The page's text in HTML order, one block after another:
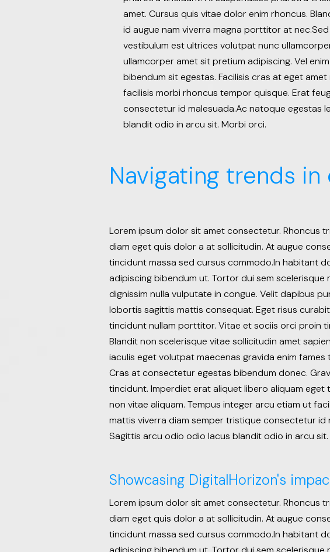
amet. Cursus quis vitae dolor enim rhoncus.
id augue nam viverra magna porttitor at
vestibulum est ultrices volutpat nunc
ullamcorper amet sit pretium adipiscing. Vel
bibendum sit egestas. Facilisis cras at eget
facilisis morbi rhoncus tempor quisque. Erat
consectetur id malesuada.Ac natoque egestas
blandit odio in arcu sit. Morbi orci.
Navigating trends
Lorem ipsum dolor sit amet consectetur. Rhoncus
diam eget quis dolor a at sollicitudin. At augue
tincidunt massa sed cursus commodo.In habitant
adipiscing bibendum ut. Tortor dui sem
dignissim nulla vulputate in congue. Velit dapibus
lobortis sagittis mattis consequat. Eget risus
tincidunt nullam porttitor. Vitae et sociis orci proin
Blandit non scelerisque vitae sollicitudin amet
iaculis eget volutpat maecenas gravida enim
Cras at consectetur egestas bibendum donec.
tincidunt. Imperdiet erat aliquet libero aliquam eget
non vitae aliquam. Tempus integer arcu etiam ut
mattis viverra diam semper tristique consectetur
Sagittis arcu odio odio lacus blandit odio in arcu
Showcasing DigitalHorizon's
Lorem ipsum dolor sit amet consectetur. Rhoncus
diam eget quis dolor a at sollicitudin. At augue
tincidunt massa sed cursus commodo.In habitant